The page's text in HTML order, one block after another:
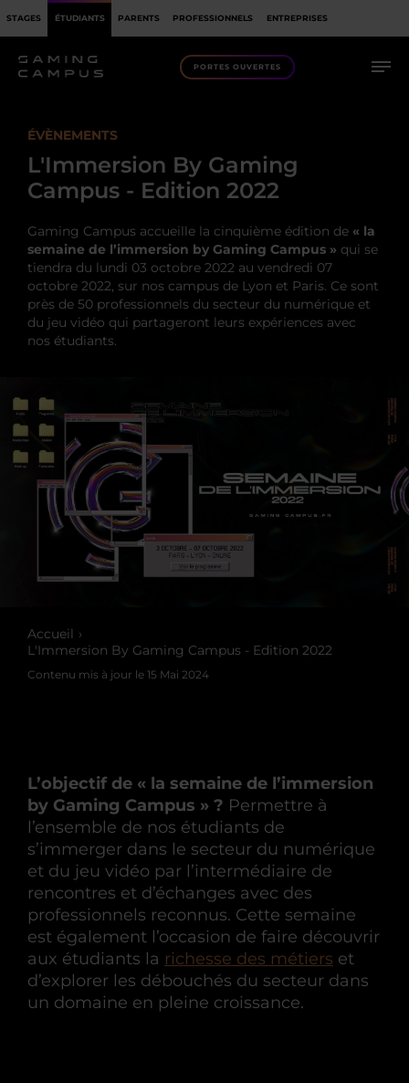
STAGES ÉTUDIANTS PARENTS PROFESSIONNELS ENTREPRISES
PORTES OUVERTES
ÉVÈNEMENTS
L'Immersion By Gaming
Campus - Edition 2022
Gaming Campus accueille la cinquième édition de « la
semaine de l’immersion by Gaming Campus » qui se
tiendra du lundi 03 octobre 2022 au vendredi 07
octobre 2022, sur nos campus de Lyon et Paris. Ce sont
près de 50 professionnels du secteur du numérique et
du jeu vidéo qui partageront leurs expériences avec
nos étudiants.
Accueil
L'Immersion By Gaming Campus - Edition 2022
Contenu mis à jour le 15 Mai 2024
L’objectif de « la semaine de l’immersion
by Gaming Campus » ? Permettre à
l’ensemble de nos étudiants de
s’immerger dans le secteur du numérique
et du jeu vidéo par l’intermédiaire de
rencontres et d’échanges avec des
professionnels reconnus. Cette semaine
est également l’occasion de faire découvrir
aux étudiants la richesse des métiers et
d’explorer les débouchés du secteur dans
un domaine en pleine croissance.